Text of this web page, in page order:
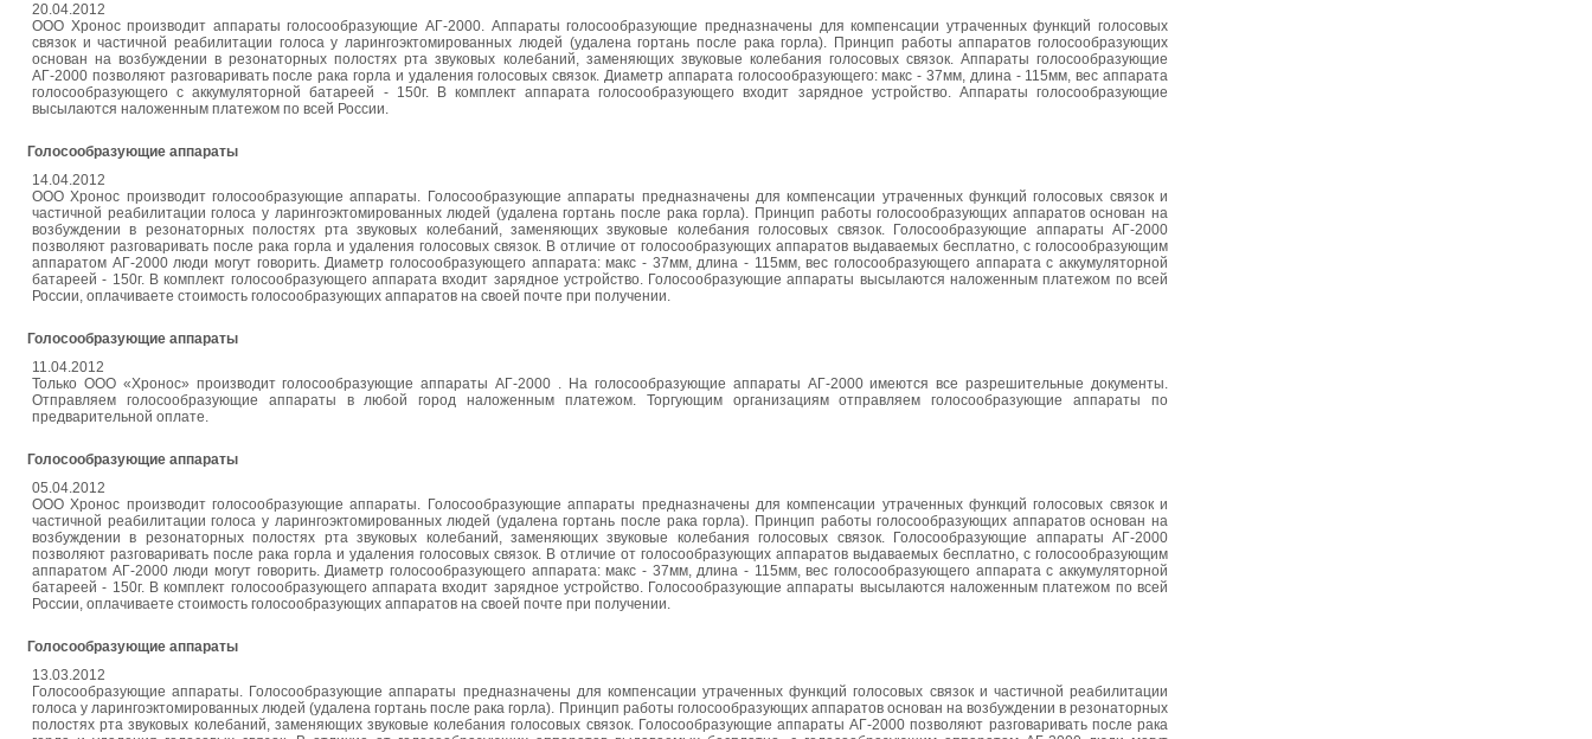
20.04.2012
ООО Хронос производит аппараты голосообразующие АГ-2000. Аппараты голосообразующие предназначены для компенсации утраченных функций голосовых
связок и частичной реабилитации голоса у ларингоэктомированных людей (удалена гортань после рака горла). Принцип работы аппаратов голосообразующих
основан на возбуждении в резонаторных полостях рта звуковых колебаний, заменяющих звуковые колебания голосовых связок. Аппараты голосообразующие
АГ-2000 позволяют разговаривать после рака горла и удаления голосовых связок. Диаметр аппарата голосообразующего: макс - 37мм, длина - 115мм, вес аппарата
голосообразующего с аккумуляторной батареей - 150г. В комплект аппарата голосообразующего входит зарядное устройство. Аппараты голосообразующие
высылаются наложенным платежом по всей России.
Голосообразующие аппараты
14.04.2012
ООО Хронос производит голосообразующие аппараты. Голосообразующие аппараты предназначены для компенсации утраченных функций голосовых связок и
частичной реабилитации голоса у ларингоэктомированных людей (удалена гортань после рака горла). Принцип работы голосообразующих аппаратов основан на
возбуждении в резонаторных полостях рта звуковых колебаний, заменяющих звуковые колебания голосовых связок. Голосообразующие аппараты АГ-2000
позволяют разговаривать после рака горла и удаления голосовых связок. В отличие от голосообразующих аппаратов выдаваемых бесплатно, с голосообразующим
аппаратом АГ-2000 люди могут говорить. Диаметр голосообразующего аппарата: макс - 37мм, длина - 115мм, вес голосообразующего аппарата с аккумуляторной
батареей - 150г. В комплект голосообразующего аппарата входит зарядное устройство. Голосообразующие аппараты высылаются наложенным платежом по всей
России, оплачиваете стоимость голосообразующих аппаратов на своей почте при получении.
Голосообразующие аппараты
11.04.2012
Только ООО «Хронос» производит голосообразующие аппараты АГ-2000 . На голосообразующие аппараты АГ-2000 имеются все разрешительные документы.
Отправляем голосообразующие аппараты в любой город наложенным платежом. Торгующим организациям отправляем голосообразующие аппараты по
предварительной оплате.
Голосообразующие аппараты
05.04.2012
ООО Хронос производит голосообразующие аппараты. Голосообразующие аппараты предназначены для компенсации утраченных функций голосовых связок и
частичной реабилитации голоса у ларингоэктомированных людей (удалена гортань после рака горла). Принцип работы голосообразующих аппаратов основан на
возбуждении в резонаторных полостях рта звуковых колебаний, заменяющих звуковые колебания голосовых связок. Голосообразующие аппараты АГ-2000
позволяют разговаривать после рака горла и удаления голосовых связок. В отличие от голосообразующих аппаратов выдаваемых бесплатно, с голосообразующим
аппаратом АГ-2000 люди могут говорить. Диаметр голосообразующего аппарата: макс - 37мм, длина - 115мм, вес голосообразующего аппарата с аккумуляторной
батареей - 150г. В комплект голосообразующего аппарата входит зарядное устройство. Голосообразующие аппараты высылаются наложенным платежом по всей
России, оплачиваете стоимость голосообразующих аппаратов на своей почте при получении.
Голосообразующие аппараты
13.03.2012
Голосообразующие аппараты. Голосообразующие аппараты предназначены для компенсации утраченных функций голосовых связок и частичной реабилитации
голоса у ларингоэктомированных людей (удалена гортань после рака горла). Принцип работы голосообразующих аппаратов основан на возбуждении в резонаторных
полостях рта звуковых колебаний, заменяющих звуковые колебания голосовых связок. Голосообразующие аппараты АГ-2000 позволяют разговаривать после рака